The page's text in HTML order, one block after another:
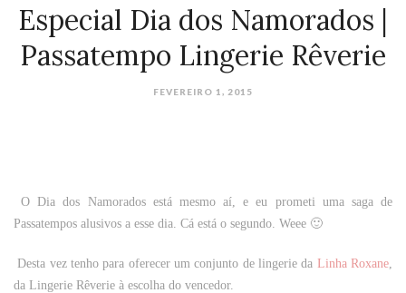
Especial Dia dos Namorados |
Passatempo Lingerie Rêverie
FEVEREIRO 1, 2015
O Dia dos Namorados está mesmo aí, e eu prometi uma saga de
Passatempos alusivos a esse dia. Cá está o segundo. Weee 🙂
Desta vez tenho para oferecer um conjunto de lingerie da Linha Roxane,
da Lingerie Rêverie à escolha do vencedor.